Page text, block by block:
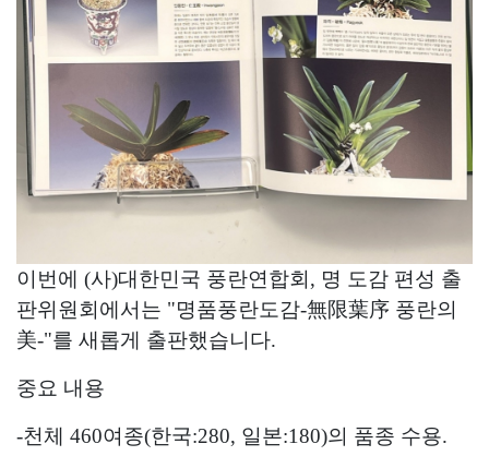
이번에 (사)대한민국 풍란연합회, 명 도감 편성 출
판위원회에서는 "명품풍란도감-無限葉序 풍란의
美-"를 새롭게 출판했습니다.
중요 내용
-천체 460여종(한국:280, 일본:180)의 품종 수용.